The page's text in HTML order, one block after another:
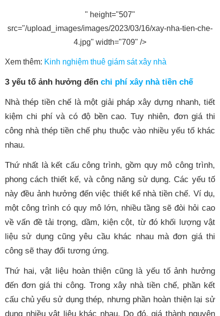
" height="507"
src="/upload_images/images/2023/03/16/xay-nha-tien-che-
4.jpg" width="709" />
Xem thêm: Kinh nghiệm thuê giám sát xây nhà
3 yếu tố ảnh hưởng đến chi phí xây nhà tiền chế
Nhà thép tiền chế là một giải pháp xây dựng nhanh, tiết
kiệm chi phí và có độ bền cao. Tuy nhiên, đơn giá thi
công nhà thép tiền chế phụ thuộc vào nhiều yếu tố khác
nhau.
Thứ nhất là kết cấu công trình, gồm quy mô công trình,
phong cách thiết kế, và công năng sử dụng. Các yếu tố
này đều ảnh hưởng đến việc thiết kế nhà tiền chế. Ví dụ,
một công trình có quy mô lớn, nhiều tầng sẽ đòi hỏi cao
về vấn đề tải trọng, dầm, kiện cột, từ đó khối lượng vật
liệu sử dụng cũng yêu cầu khác nhau mà đơn giá thi
công sẽ thay đổi tương ứng.
Thứ hai, vật liệu hoàn thiện cũng là yếu tố ảnh hưởng
đến đơn giá thi công. Trong xây nhà tiền chế, phần kết
cấu chủ yếu sử dụng thép, nhưng phần hoàn thiện lại sử
dụng nhiều vật liệu khác nhau. Do đó, giá thành nguyên